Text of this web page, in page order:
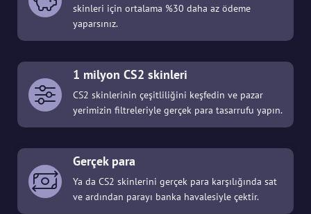
skinleri için ortalama %30 daha az ödeme
yaparsınız.
1 milyon CS2 skinleri
CS2 skinlerinin çeşitliliğini keşfedin ve pazar
yerimizin filtreleriyle gerçek para tasarrufu yapın.
Gerçek para
Ya da CS2 skinlerini gerçek para karşılığında sat
ve ardından parayı banka havalesiyle çektir.